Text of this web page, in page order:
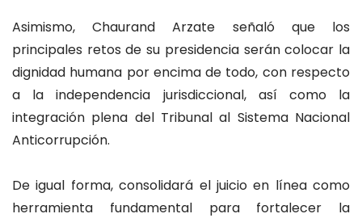
Asimismo, Chaurand Arzate señaló que los
principales retos de su presidencia serán colocar la
dignidad humana por encima de todo, con respecto
a la independencia jurisdiccional, así como la
integración plena del Tribunal al Sistema Nacional
Anticorrupción.
De igual forma, consolidará el juicio en línea como
herramienta fundamental para fortalecer la